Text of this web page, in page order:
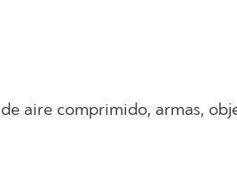
aire comprimido, armas,